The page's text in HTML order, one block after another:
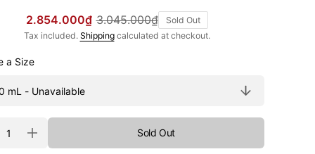
Sale
2.854.000₫
Regular
3.045.000₫
Sold Out
Tax included. Shippingcalculated at checkout.
Choose a Size
Increase
quantity
Sold Out